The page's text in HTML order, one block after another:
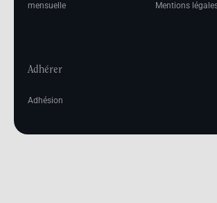
mensuelle
Mentions
Adhérer
Adhésion